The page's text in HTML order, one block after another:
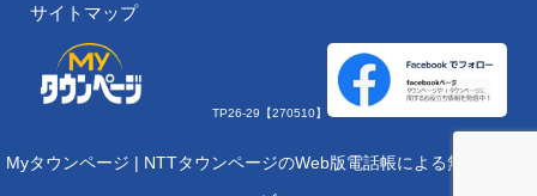
サイトマップ
TP26-29【270510】
Myタウンページ | NTTタウンページのWeb版電話帳による無料集客サ